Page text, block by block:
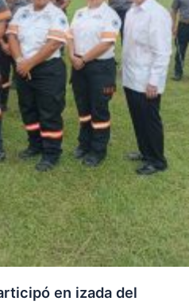
en izada del